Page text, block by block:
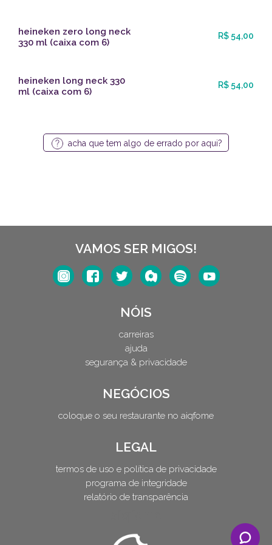
heineken zero long neck
330 ml (caixa com 6)
R$ 54,00
heineken long neck 330
ml (caixa com 6)
R$ 54,00
acha que tem algo de errado por aqui?
VAMOS SER MIGOS!
NÓIS
carreiras
ajuda
segurança & privacidade
NEGÓCIOS
coloque o seu restaurante no aiqfome
LEGAL
termos de uso e política de privacidade
programa de integridade
relatório de transparência